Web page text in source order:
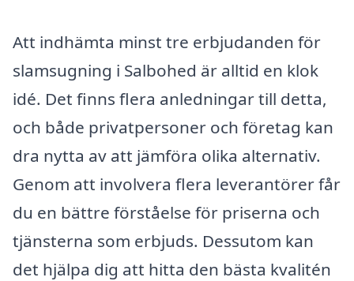
Att indhämta minst tre erbjudanden för
slamsugning i Salbohed är alltid en klok
idé. Det finns flera anledningar till detta,
och både privatpersoner och företag kan
dra nytta av att jämföra olika alternativ.
Genom att involvera flera leverantörer får
du en bättre förståelse för priserna och
tjänsterna som erbjuds. Dessutom kan
det hjälpa dig att hitta den bästa kvalitén